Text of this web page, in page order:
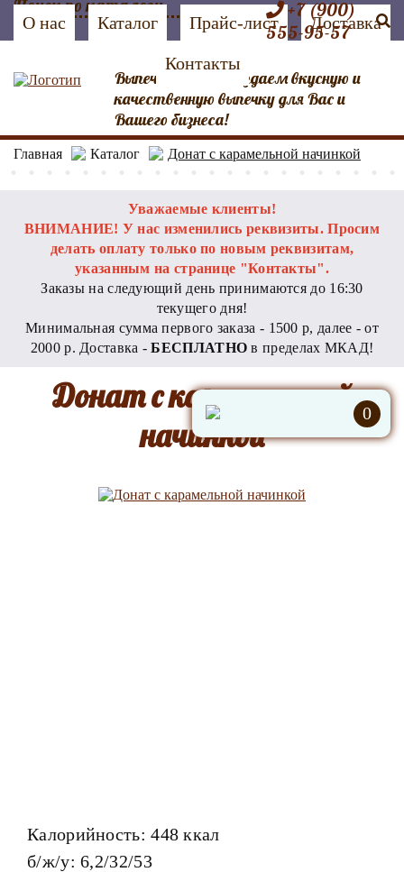
+7 (900)
555-95-57
О нас Каталог Прайс-лист Доставка
Контакты
Выпечка №1 Мы создаем вкусную и
качественную выпечку для Вас и
Вашего бизнеса!
Главная Каталог Донат с карамельной начинкой
Уважаемые клиенты!
ВНИМАНИЕ! У нас изменились реквизиты. Просим
делать оплату только по новым реквизитам,
указанным на странице "Контакты".
Заказы на следующий день принимаются до 16:30
текущего дня!
Минимальная сумма первого заказа - 1500 р, далее - от
2000 р. Доставка -БЕСПЛАТНО в пределах МКАД!
0
Донат с карамельной
начинкой
Калорийность: 448 ккал
б/ж/у: 6,2/32/53